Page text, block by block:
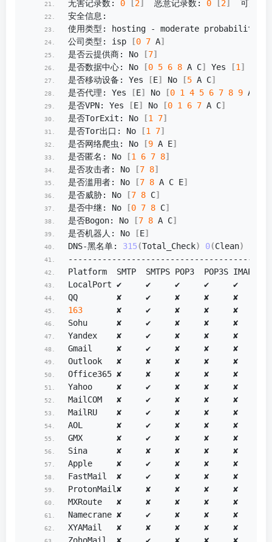
无害记录数: 0 2
  恶意记录数:
0 2
可疑记
安全信息:
使用类型: hosting - moderate probability
公司类型: isp
[0 7 A]
是否云提供商: No
[7]
是否数据中心: No
[0 5 6 8 A C] Yes [1 ]
是否移动设备: Yes
[E] No [5 A C]
是否代理: Yes
[E] No [0 1 4 5 6 7 8 9 A C
是否VPN: Yes
[E] No [0 1 6 7 A C]
是否TorExit: No
[1 7]
是否Tor出口: No
[1 7]
是否网络爬虫: No
[9 A E]
是否匿名: No
[1 6 7 8]
是否攻击者: No
[7 8]
是否滥用者: No
[7 8 A C E]
是否威胁: No
[7 8 C]
是否中继: No
[0 7 8 C]
是否Bogon: No
[7 8 A C]
是否机器人: No
[E]
DNS-黑名单: 315(Total_Check) 0(Clean)
--------------------------------------邮件
Platform  SMTP  SMTPS POP3  POP3S IMAP
LocalPort ✔     ✔     ✔     ✔     ✔
QQ        ✘     ✔     ✘     ✘     ✘
163
✘     ✔     ✘     ✘     ✘
Sohu      ✘     ✔     ✘     ✘     ✘
Yandex    ✘     ✔     ✘     ✘     ✘
Gmail     ✘     ✔     ✘     ✘     ✘
Outlook   ✘     ✘     ✘     ✘     ✘
Office365 ✘     ✘     ✘     ✘     ✘
Yahoo     ✘     ✔     ✘     ✘     ✘
MailCOM   ✘     ✔     ✘     ✘     ✘
MailRU    ✘     ✔     ✘     ✘     ✘
AOL       ✘     ✔     ✘     ✘     ✘
GMX       ✘     ✔     ✘     ✘     ✘
Sina      ✘     ✘     ✘     ✘     ✘
Apple     ✘     ✔     ✘     ✘     ✘
FastMail  ✘     ✔     ✘     ✘     ✘
ProtonMail✘     ✘     ✘     ✘     ✘
MXRoute   ✘     ✘     ✘     ✘     ✘
Namecrane ✘     ✔     ✘     ✘     ✘
XYAMail   ✘     ✘     ✘     ✘     ✘